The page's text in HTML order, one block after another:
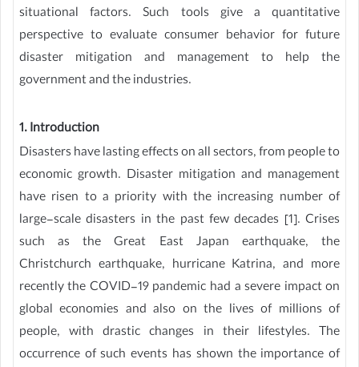
situational factors. Such tools give a quantitative
perspective to evaluate consumer behavior for future
disaster mitigation and management to help the
government and the industries.
1. Introduction
Disasters have lasting effects on all sectors, from people to
economic growth. Disaster mitigation and management
have risen to a priority with the increasing number of
large-scale disasters in the past few decades [1]. Crises
such as the Great East Japan earthquake, the
Christchurch earthquake, hurricane Katrina, and more
recently the COVID-19 pandemic had a severe impact on
global economies and also on the lives of millions of
people, with drastic changes in their lifestyles. The
occurrence of such events has shown the importance of